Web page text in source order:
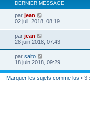
DERNIER MESSAGE
par jean
02 juil. 2018, 08:19
par jean
28 juin 2018, 07:43
par salto
18 juin 2018, 09:29
Marquer les sujets comme lus • 3